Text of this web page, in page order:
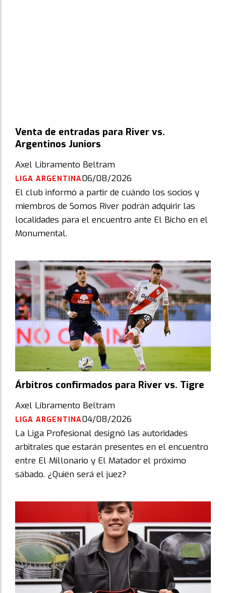
Venta de entradas para River vs.
Argentinos Juniors
Axel Libramento Beltram
LIGA ARGENTINA06/08/2026
El club informó a partir de cuándo los socios y
miembros de Somos River podrán adquirir las
localidades para el encuentro ante El Bicho en el
Monumental.
Árbitros confirmados para River vs. Tigre
Axel Libramento Beltram
LIGA ARGENTINA04/08/2026
La Liga Profesional designó las autoridades
arbitrales que estarán presentes en el encuentro
entre El Millonario y El Matador el próximo
sábado. ¿Quién será el juez?